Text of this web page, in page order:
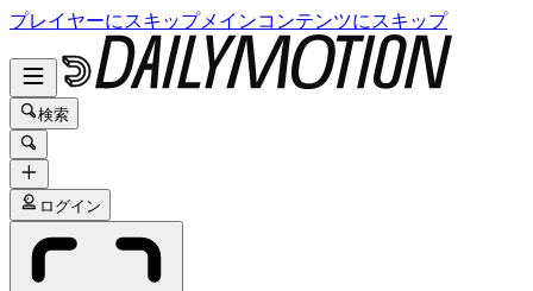
プレイヤーにスキップメインコンテンツにスキップ
検索
ログイン